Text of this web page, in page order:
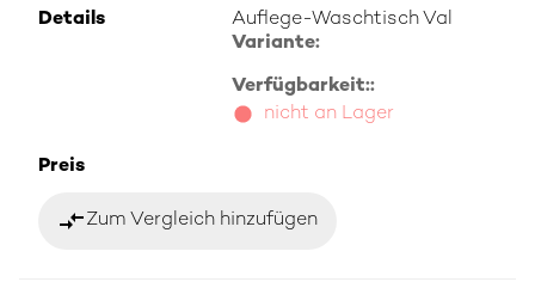
Details
Auflege-Waschtisch Val
Variante:
Verfügbarkeit::
nicht an Lager
Preis
compare_arrowsZum Vergleich hinzufügen